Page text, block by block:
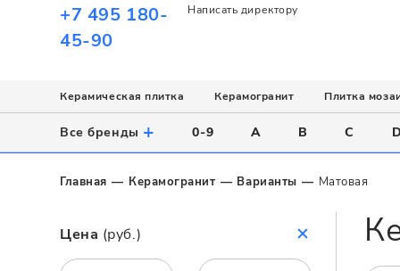
+7 495 180-
45-90
Написать директору
Керамическая плитка
Использование
Напольное
Настенное
Назначение
Для ванной
Стиль
Современный
Пэчворк
Керамогранит
Назначение
Для ванной
Напольное
Поверхность
Матовая
Полированная
Плитка
Назначение
Для ванной
Для бассейна
Цвет
Белый
Серый
Все бренды + 0-9 A B C D
Главная Керамогранит Варианты Матовая
Цена (руб.)